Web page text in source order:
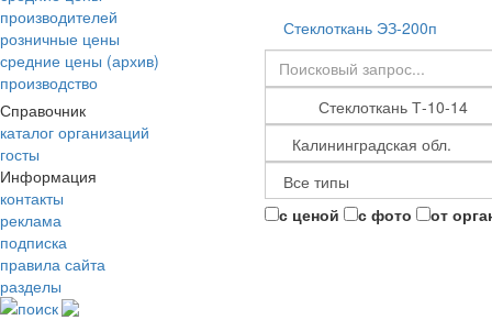
производителей
розничные цены
средние цены (архив)
производство
Справочник
каталог организаций
госты
Информация
контакты
реклама
подписка
правила сайта
разделы
поиск
Стеклоткань ЭЗ-200п
с ценой с фото от